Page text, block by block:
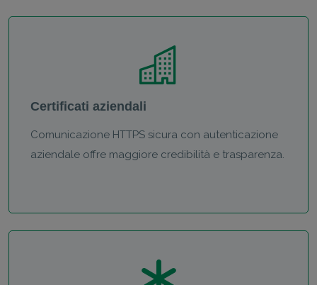
Certificati aziendali
Comunicazione HTTPS sicura con autenticazione
aziendale offre maggiore credibilità e trasparenza.